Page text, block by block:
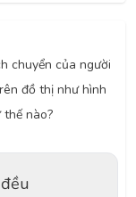
chuyển của người
đồ thị như hình
thế nào?